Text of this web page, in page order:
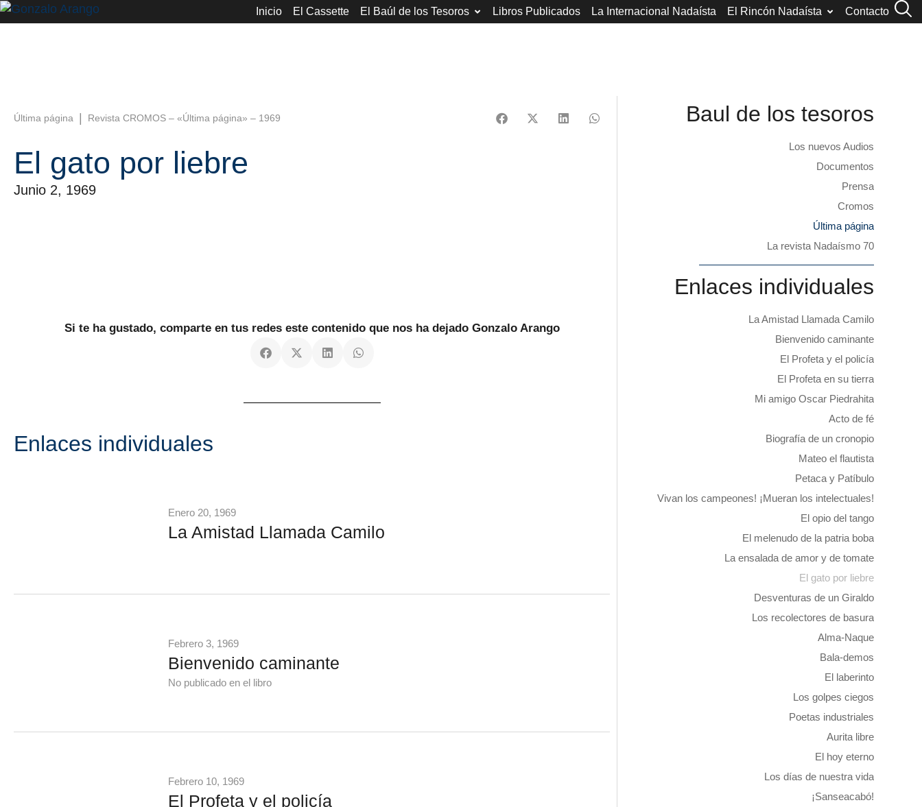
Inicio El Cassette El Baúl de los Tesoros Libros Publicados La Internacional Nadaísta El Rincón Nadaísta Contacto
Última página Revista CROMOS – «Última página» – 1969
El gato por liebre
Junio 2, 1969
Si te ha gustado, comparte en tus redes este contenido que nos ha dejado Gonzalo Arango
Enlaces individuales
Enero 20, 1969
La Amistad Llamada Camilo
Febrero 3, 1969
Bienvenido caminante
No publicado en el libro
Febrero 10, 1969
El Profeta y el policía
Baul de los tesoros
Los nuevos Audios
Documentos
Prensa
Cromos
Última página
La revista Nadaísmo 70
Enlaces individuales
La Amistad Llamada Camilo
Bienvenido caminante
El Profeta y el policía
El Profeta en su tierra
Mi amigo Oscar Piedrahita
Acto de fé
Biografía de un cronopio
Mateo el flautista
Petaca y Patíbulo
Vivan los campeones! ¡Mueran los intelectuales!
El opio del tango
El melenudo de la patria boba
La ensalada de amor y de tomate
El gato por liebre
Desventuras de un Giraldo
Los recolectores de basura
Alma-Naque
Bala-demos
El laberinto
Los golpes ciegos
Poetas industriales
Aurita libre
El hoy eterno
Los días de nuestra vida
¡Sanseacabó!